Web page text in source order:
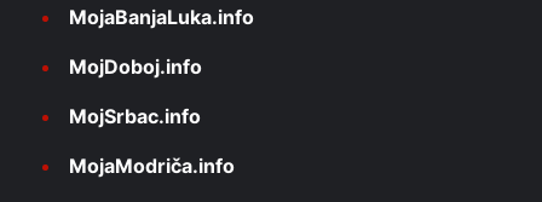
MojaBanjaLuka.info
MojDoboj.info
MojSrbac.info
MojaModriča.info